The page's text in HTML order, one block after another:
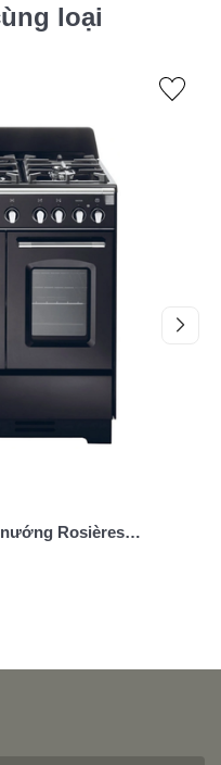
loại
Rosières